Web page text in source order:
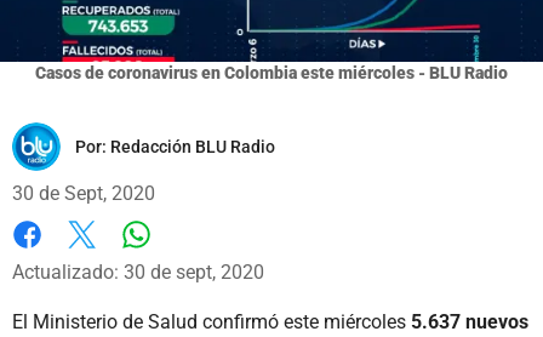
Casos de coronavirus en Colombia este miércoles - BLU Radio
Por: Redacción BLU Radio
30 de Sept, 2020
Facebook
X
Actualizado: 30 de sept, 2020
El Ministerio de Salud confirmó este miércoles 5.637 nuevos